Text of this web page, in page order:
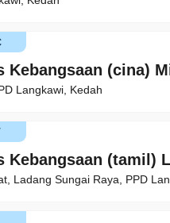
Kebangsaan (cina)
Langkawi, Kedah
Kebangsaan (tamil)
Ladang Sungai Raya, PPD